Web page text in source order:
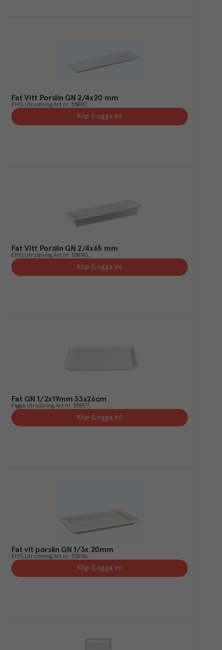
Fat Vitt Porslin GN 2/4x20 mm
EHG Utrustning Art.nr. 558747
Köp (Logga in)
Fat Vitt Porslin GN 2/4x65 mm
EHG Utrustning Art.nr. 558743
Köp (Logga in)
Fat GN 1/2x19mm 33x26cm
Figgjo Utrustning Art.nr. 559377
Köp (Logga in)
Fat vit porslin GN 1/3x 20mm
EHG Utrustning Art.nr. 558746
Köp (Logga in)